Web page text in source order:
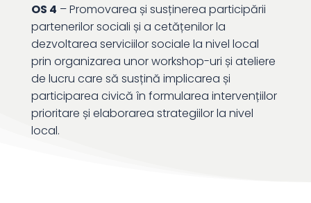
OS 4 – Promovarea și susținerea participării
partenerilor sociali și a cetățenilor la
dezvoltarea serviciilor sociale la nivel local
prin organizarea unor workshop-uri și ateliere
de lucru care să susțină implicarea și
participarea civică în formularea intervențiilor
prioritare și elaborarea strategiilor la nivel
local.